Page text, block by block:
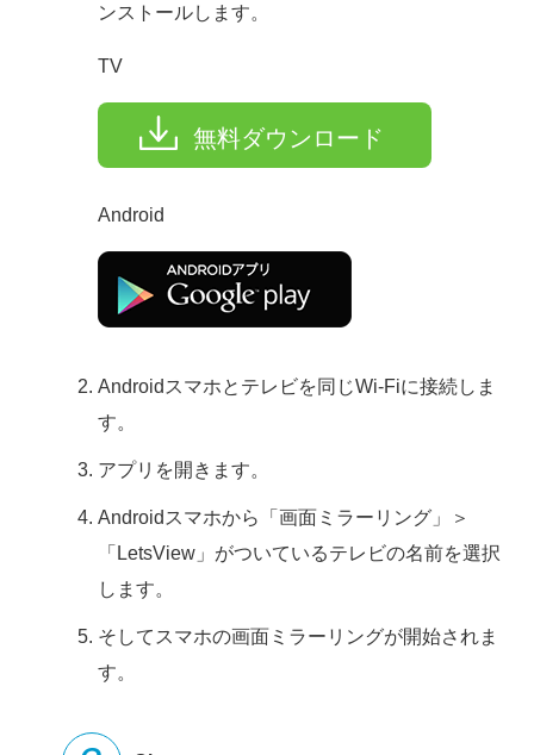
ンストールします。
TV
無料ダウンロード
Android
Androidスマホとテレビを同じWi-Fiに接続しま
す。
アプリを開きます。
Androidスマホから「画面ミラーリング」＞
「LetsView」がついているテレビの名前を選択
します。
そしてスマホの画面ミラーリングが開始されま
す。